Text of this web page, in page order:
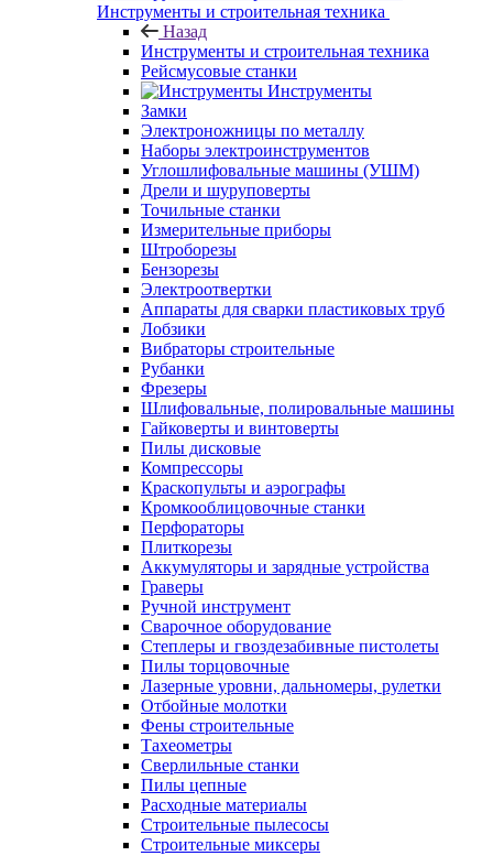
Инструменты и строительная техника
Назад
Инструменты и строительная техника
Рейсмусовые станки
Инструменты
Замки
Электроножницы по металлу
Наборы электроинструментов
Углошлифовальные машины (УШМ)
Дрели и шуруповерты
Точильные станки
Измерительные приборы
Штроборезы
Бензорезы
Электроотвертки
Аппараты для сварки пластиковых труб
Лобзики
Вибраторы строительные
Рубанки
Фрезеры
Шлифовальные, полировальные машины
Гайковерты и винтоверты
Пилы дисковые
Компрессоры
Краскопульты и аэрографы
Кромкооблицовочные станки
Перфораторы
Плиткорезы
Аккумуляторы и зарядные устройства
Граверы
Ручной инструмент
Сварочное оборудование
Степлеры и гвоздезабивные пистолеты
Пилы торцовочные
Лазерные уровни, дальномеры, рулетки
Отбойные молотки
Фены строительные
Тахеометры
Сверлильные станки
Пилы цепные
Расходные материалы
Строительные пылесосы
Строительные миксеры